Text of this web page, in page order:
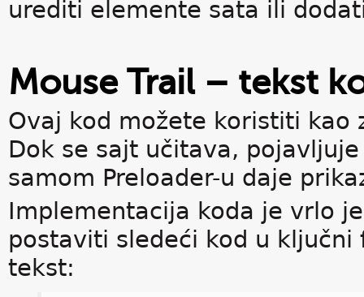
urediti elemente sata ili
Mouse Trail – tekst
Ovaj kod možete koristiti
Dok se sajt učitava,
samom Preloader-u daje
Implementacija koda je vrlo
postaviti sledeći kod u
tekst: